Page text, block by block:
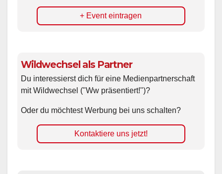
+ Event eintragen
Wildwechsel als Partner
Du interessierst dich für eine Medienpartnerschaft
mit Wildwechsel ("Ww präsentiert!")?
Oder du möchtest Werbung bei uns schalten?
Kontaktiere uns jetzt!